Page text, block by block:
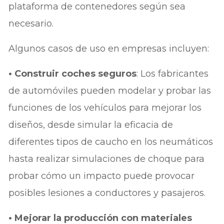
plataforma de contenedores según sea
necesario.
Algunos casos de uso en empresas incluyen:
• Construir coches seguros: Los fabricantes
de automóviles pueden modelar y probar las
funciones de los vehículos para mejorar los
diseños, desde simular la eficacia de
diferentes tipos de caucho en los neumáticos
hasta realizar simulaciones de choque para
probar cómo un impacto puede provocar
posibles lesiones a conductores y pasajeros.
• Mejorar la producción con materiales